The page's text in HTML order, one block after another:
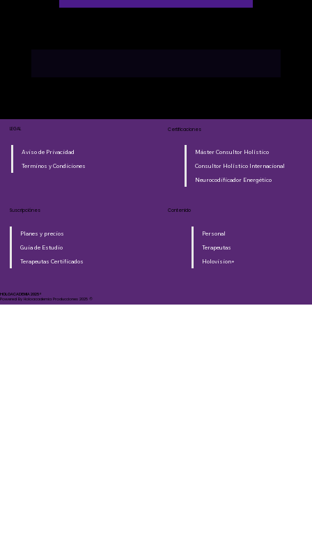
Aviso de Privacidad
Terminos y Condiciones
LEGAL
Máster Consultor Holístico
Consultor Holístico Internacional
Neurocodificador Energético
Certificaciones
Contenido
Personal
Terapeutas
Holovision+
Planes y precios
Guia de Estudio
Terapeutas Certificados
Suscripciónes
HOLOACADEMIA 2025®​
Powered By Holoacademia Producciones 2025 ©